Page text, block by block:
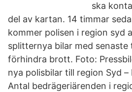
ska
del av kartan. 14 timmar
kommer polisen i region syd
splitternya bilar med
förhindra brott. Foto:
nya polisbilar till region Syd –
Antal bedrägeriärenden i